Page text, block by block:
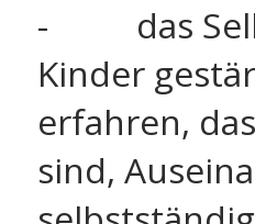
- das
Kinder
erfahren,
sind,